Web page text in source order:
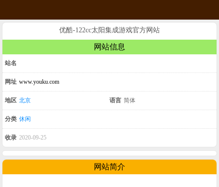
优酷-122cc太阳集成游戏官方网站
网站信息
站名
网址 www.youku.com
地区 北京 语言 简体
分类 休闲
收录 2020-09-25
网站简介